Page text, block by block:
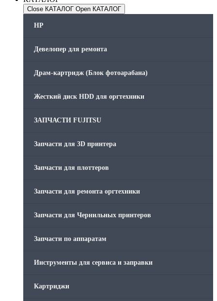
Close КАТАЛОГ Open КАТАЛОГ
HP
Девелопер для ремонта
Драм-картридж (Блок фотоарабана)
Жесткий диск HDD для оргтехники
ЗАПЧАСТИ FUJITSU
Запчасти для 3D принтера
Запчасти для плоттеров
Запчасти для ремонта оргтехники
Запчасти для Чернильных принтеров
Запчасти по аппаратам
Инструменты для сервиса и заправки
Картриджи